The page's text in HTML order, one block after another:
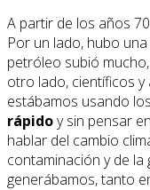
A partir de los años
Por un lado, hubo
petróleo subió
otro lado, científicos
estábamos usando
rápidoy sin pensar
hablar del cambio
contaminación y de
generábamos, tanto